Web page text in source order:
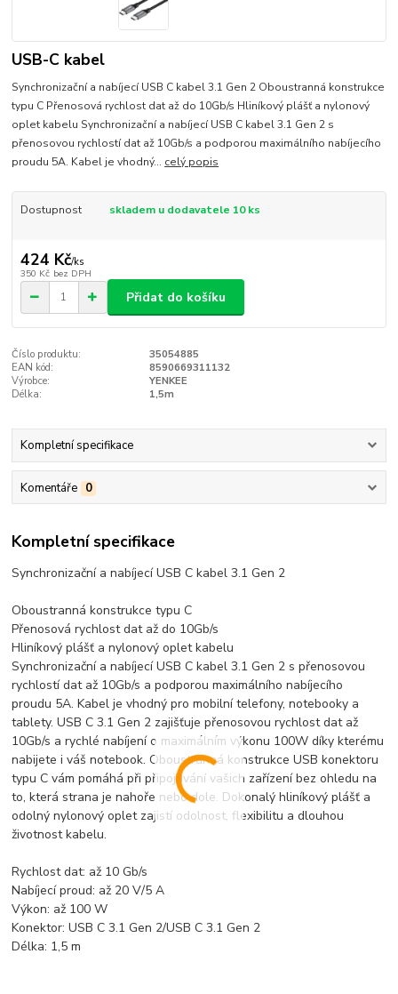
USB-C kabel
Synchronizační a nabíjecí USB C kabel 3.1 Gen 2 Oboustranná konstrukce
typu C Přenosová rychlost dat až do 10Gb/s Hliníkový plášť a nylonový
oplet kabelu Synchronizační a nabíjecí USB C kabel 3.1 Gen 2 s
přenosovou rychlostí dat až 10Gb/s a podporou maximálního nabíjecího
proudu 5A. Kabel je vhodný... celý popis
Dostupnost skladem u dodavatele 10 ks
424 Kč/ks
350 Kč bez DPH
Přidat do košíku
Číslo produktu:
35054885
EAN kód:
8590669311132
Výrobce:
YENKEE
Délka:
1,5m
Kompletní specifikace
Komentáře 0
Kompletní specifikace
Synchronizační a nabíjecí USB C kabel 3.1 Gen 2
Oboustranná konstrukce typu C
Přenosová rychlost dat až do 10Gb/s
Hliníkový plášť a nylonový oplet kabelu
Synchronizační a nabíjecí USB C kabel 3.1 Gen 2 s přenosovou
rychlostí dat až 10Gb/s a podporou maximálního nabíjecího
proudu 5A. Kabel je vhodný pro mobilní telefony, notebooky a
tablety. USB C 3.1 Gen 2 zajišťuje přenosovou rychlost dat až
10Gb/s a rychlé nabíjení o maximálním výkonu 100W díky kterému
nabijete i váš notebook. Oboustranná konstrukce USB konektoru
typu C vám pomáhá při připojování vašich zařízení bez ohledu na
to, která strana je nahoře nebo dole. Dokonalý hliníkový plášť a
odolný nylonový oplet zajistí odolnost, flexibilitu a dlouhou
životnost kabelu.
Rychlost dat: až 10 Gb/s
Nabíjecí proud: až 20 V/5 A
Výkon: až 100 W
Konektor: USB C 3.1 Gen 2/USB C 3.1 Gen 2
Délka: 1,5 m